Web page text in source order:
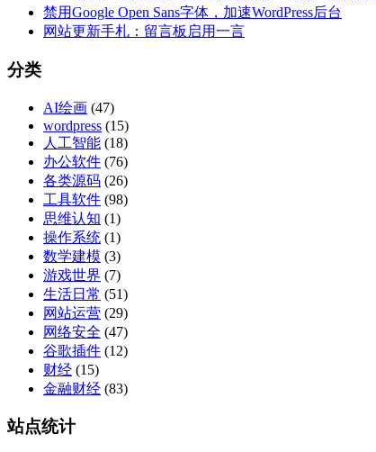
禁用Google Open Sans字体，加速WordPress后台
网站更新手札：留言板启用一言
分类
AI绘画 (47)
wordpress (15)
人工智能 (18)
办公软件 (76)
各类源码 (26)
工具软件 (98)
思维认知 (1)
操作系统 (1)
数学建模 (3)
游戏世界 (7)
生活日常 (51)
网站运营 (29)
网络安全 (47)
谷歌插件 (12)
财经 (15)
金融财经 (83)
站点统计